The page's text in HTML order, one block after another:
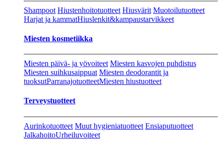
Shampoot Hiustenhoitotuotteet Hiusvärit Muotoilutuotteet
Harjat ja kammatHiuslenkit&kampaustarvikkeet
Miesten kosmetiikka
Miesten päivä- ja yövoiteet Miesten kasvojen puhdistus
Miesten suihkusaippuat Miesten deodorantit ja
tuoksutParranajotuotteetMiesten hiustuotteet
Terveystuotteet
Aurinkotuotteet Muut hygieniatuotteet Ensiaputuotteet
JalkahoitoUrheiluvoiteet